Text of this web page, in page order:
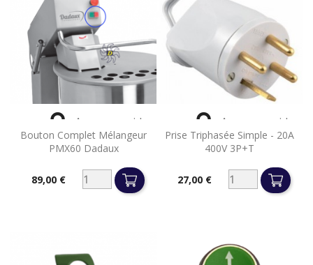
Bouton Complet Mélangeur
PMX60 Dadaux
Prix89,00 €
 Aperçu rapide
Prise Triphasée Simple - 20A
400V 3P+T
Prix27,00 €
 Aperçu rapide